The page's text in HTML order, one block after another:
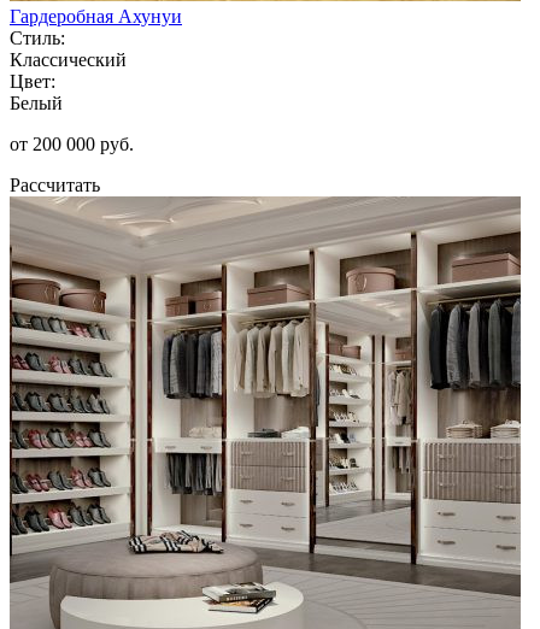
Гардеробная Ахунуи
Стиль:
Классический
Цвет:
Белый
от 200 000 руб.
Рассчитать